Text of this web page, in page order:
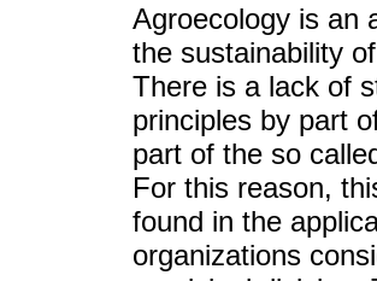
Agroecology is an
the sustainability
There is a lack of
principles by part
part of the so
For this reason,
found in the
organizations